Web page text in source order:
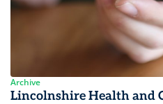
Archive
Lincolnshire Health and